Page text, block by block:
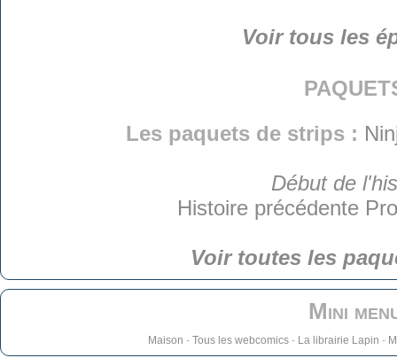
Voir tous les
Les paquets de strips :
Début de
Histoire précédente
Voir toutes les
Mini
Maison - Tous les webcomics- La librairie Lapin -